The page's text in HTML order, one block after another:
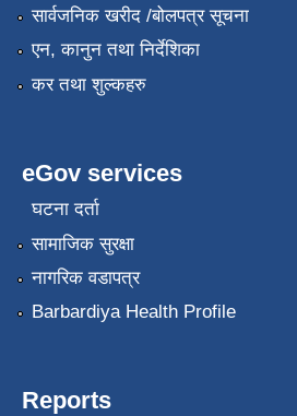
सार्वजनिक खरीद /बोलपत्र सूचना
एन, कानुन तथा निर्देशिका
कर तथा शुल्कहरु
eGov services
घटना दर्ता
सामाजिक सुरक्षा
नागरिक वडापत्र
Barbardiya Health Profile
Reports